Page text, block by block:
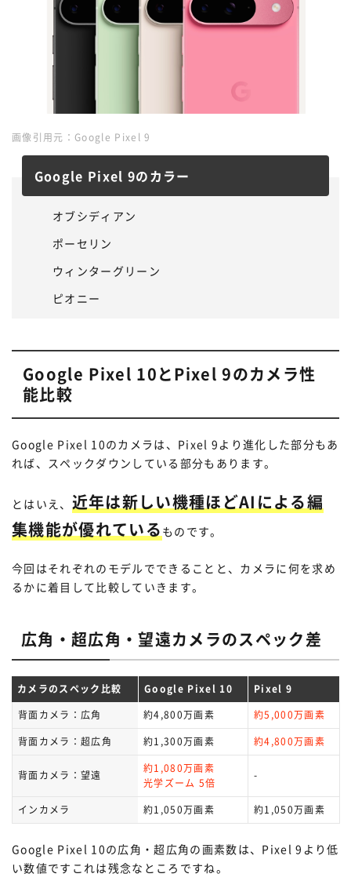
画像引用元： Google Pixel 9
Google Pixel 9のカラー
オブシディアン
ポーセリン
ウィンターグリーン
ピオニー
Google Pixel 10とPixel 9のカメラ性
能比較
Google Pixel 10のカメラは、Pixel 9より進化した部分もあ
れば、スペックダウンしている部分もあります。
とはいえ、 近年は新しい機種ほどAIによる編
集機能が優れている ものです。
今回はそれぞれのモデルでできることと、カメラに何を求め
るかに着目して比較していきます。
広角・超広角・望遠カメラのスペック差
カメラのスペック比較 Google Pixel 10
Pixel 9
背面カメラ：広角
約4,800万画素
約5,000万画素
背面カメラ：超広角
約1,300万画素 約4,800万画素
背面カメラ：望遠
約1,080万画素
光学ズーム 5倍
-
インカメラ 約1,050万画素 約1,050万画素
Google Pixel 10の広角・超広角の画素数は、Pixel 9より低
い数値ですこれは残念なところですね。